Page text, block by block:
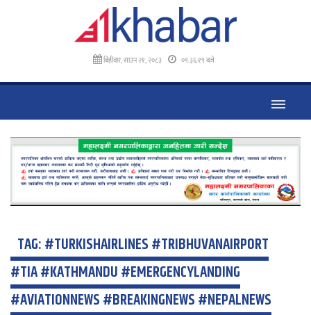
बिहीवार, साउन २१, २०८३ ०९:३६:२० बजे
TAG:#TURKISHAIRLINES #TRIBHUVANAIRPORT
#TIA #KATHMANDU #EMERGENCYLANDING
#AVIATIONNEWS #BREAKINGNEWS #NEPALNEWS